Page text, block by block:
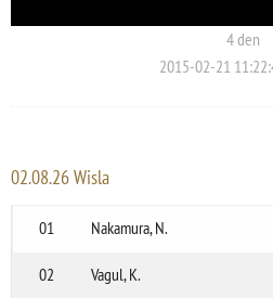
4 den
2015-02-21
02.08.26 Wisla
01
Nakamura, N.
02 Vagul, K.